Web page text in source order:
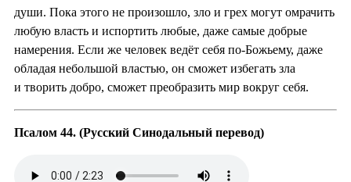
души. Пока этого не произошло, зло и грех могут омрачить
любую власть и испортить любые, даже самые добрые
намерения. Если же человек ведёт себя по-Божьему, даже
обладая небольшой властью, он сможет избегать зла
и творить добро, сможет преобразить мир вокруг себя.
Псалом 44. (Русский Синодальный перевод)